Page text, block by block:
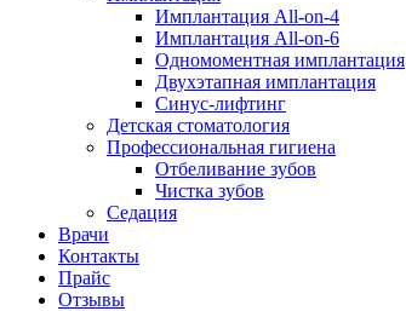
Имплантация All-on-4
Имплантация All-on-6
Одномоментная имплантация
Двухэтапная имплантация
Синус-лифтинг
Детская стоматология
Профессиональная гигиена
Отбеливание зубов
Чистка зубов
Седация
Врачи
Контакты
Прайс
Отзывы